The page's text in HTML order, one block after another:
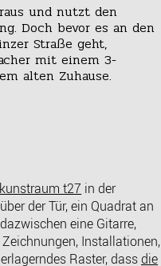
und nutzt den
Doch bevor es an den
Straße geht,
mit einem 3-
alten Zuhause.
kunstraum t27 in der
der Tür, ein Quadrat an
eine Gitarre,
Installationen,
Raster, dassdie